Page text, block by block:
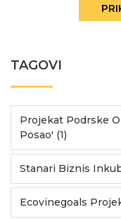
TAGOVI
Projekat Podrske
Posao' (1)
Stanari Biznis
Ecovinegoals